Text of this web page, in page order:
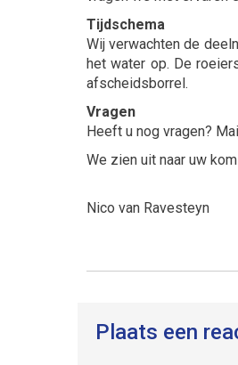
Tijdschema
Wij verwachten de
het water op. De
afscheidsborrel.
Vragen
Heeft u nog vragen?
We zien uit naar uw
Nico van Ravesteyn
Plaats een